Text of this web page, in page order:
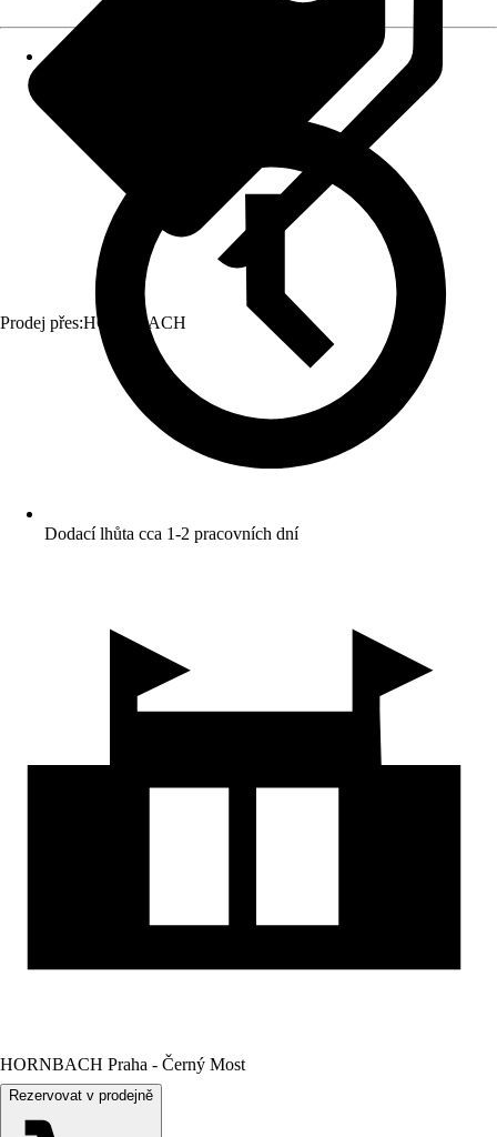
Prodej přes:HORNBACH
Dodací lhůta cca 1-2 pracovních dní
HORNBACH Praha - Černý Most
Rezervovat v prodejně